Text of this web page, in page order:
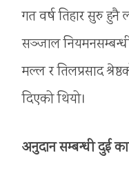
गत वर्ष तिहार सुरु हुनै
सञ्जाल
मल्ल र तिलप्रसाद
दिएको थियो।
अनुदान सम्बन्धी दुई